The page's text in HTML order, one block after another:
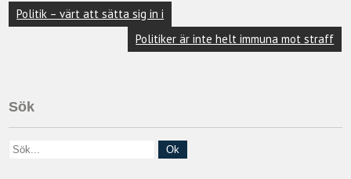
Inläggsnavigering
Politik – värt att sätta sig in i
Politiker är inte helt immuna mot straff
Sök